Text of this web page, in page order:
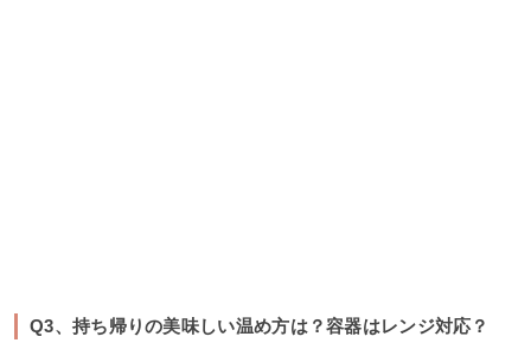
Q3、持ち帰りの美味しい温め方は？容器はレンジ対応？